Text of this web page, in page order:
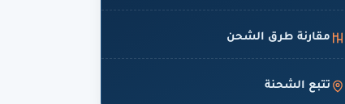
مقارنة طرق الشحن
تتبع الشحنة